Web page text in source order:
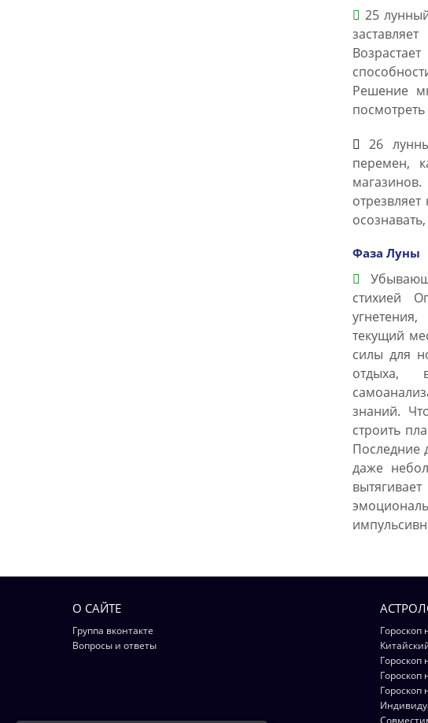
25
Решение
26
перемен,
Фаза Луны
стихией
текущий
силы для
отдыха,
знаний.
строить
Последние
даже
О САЙТЕ
Группа вконтакте
Вопросы и ответы
Гороскоп
Гороскоп
Гороскоп
Гороскоп